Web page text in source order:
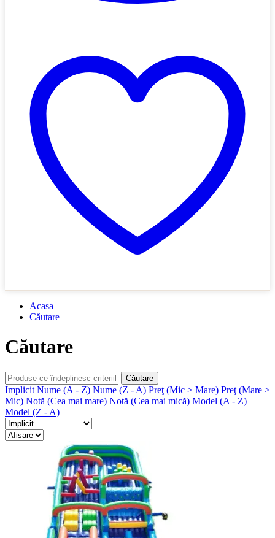
Acasa
Căutare
Căutare
Căutare
Implicit Nume (A - Z) Nume (Z - A) Preţ (Mic > Mare) Preţ (Mare >
Mic) Notă (Cea mai mare) Notă (Cea mai mică) Model (A - Z)
Model (Z - A)